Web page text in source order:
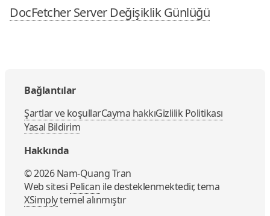
DocFetcher Server Değişiklik Günlüğü
Bağlantılar
Şartlar ve koşullarCayma hakkıGizlilik Politikası
Yasal Bildirim
Hakkında
©2026Nam-Quang Tran
Web sitesi Pelican ile desteklenmektedir, tema
XSimplytemel alınmıştır